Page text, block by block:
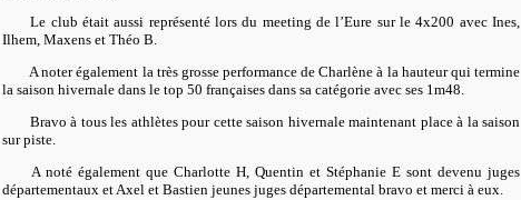
Le club était aussi représenté lors du meeting de l’Eure sur le 4x200 avec Ines,
Ilhem, Maxens et Théo B.
A noter également la très grosse performance de Charlène à la hauteur qui termine
la saison hivernale dans le top 50 françaises dans sa catégorie avec ses 1m48.
Bravo à tous les athlètes pour cette saison hivernale maintenant place à la saison
sur piste.
A noté également que Charlotte H, Quentin et Stéphanie E sont devenu juges
départementaux et Axel et Bastien jeunes juges départemental bravo et merci à eux.